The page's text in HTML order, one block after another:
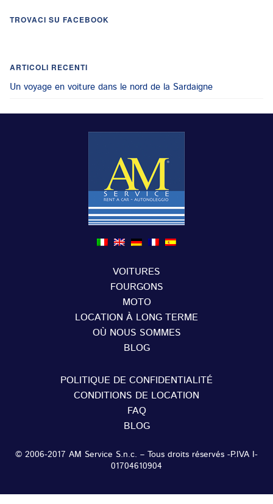
TROVACI SU FACEBOOK
ARTICOLI RECENTI
Un voyage en voiture dans le nord de la Sardaigne
VOITURES
FOURGONS
MOTO
LOCATION À LONG TERME
OÙ NOUS SOMMES
BLOG
POLITIQUE DE CONFIDENTIALITÉ
CONDITIONS DE LOCATION
FAQ
BLOG
© 2006-2017 AM Service S.n.c. – Tous droits réservés -P.IVA I-
01704610904